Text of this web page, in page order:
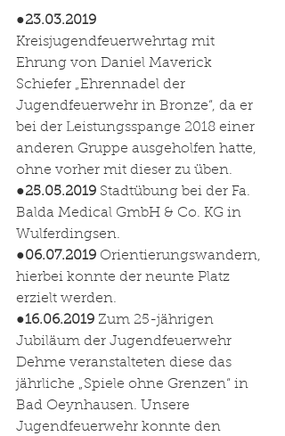
●23.03.2019
Kreisjugendfeuerwehrtag mit
Ehrung von Daniel Maverick
Schiefer „Ehrennadel der
Jugendfeuerwehr in Bronze“, da er
bei der Leistungsspange 2018 einer
anderen Gruppe ausgeholfen hatte,
ohne vorher mit dieser zu üben.
●25.05.2019 Stadtübung bei der Fa.
Balda Medical GmbH & Co. KG in
Wulferdingsen.
●06.07.2019 Orientierungswandern,
hierbei konnte der neunte Platz
erzielt werden.
●16.06.2019 Zum 25-jährigen
Jubiläum der Jugendfeuerwehr
Dehme veranstalteten diese das
jährliche „Spiele ohne Grenzen“ in
Bad Oeynhausen. Unsere
Jugendfeuerwehr konnte den